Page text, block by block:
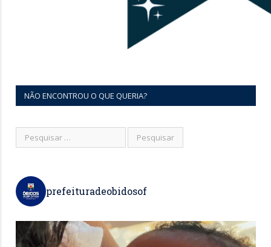
NÃO ENCONTROU O QUE QUERIA?
prefeituradeobidosof